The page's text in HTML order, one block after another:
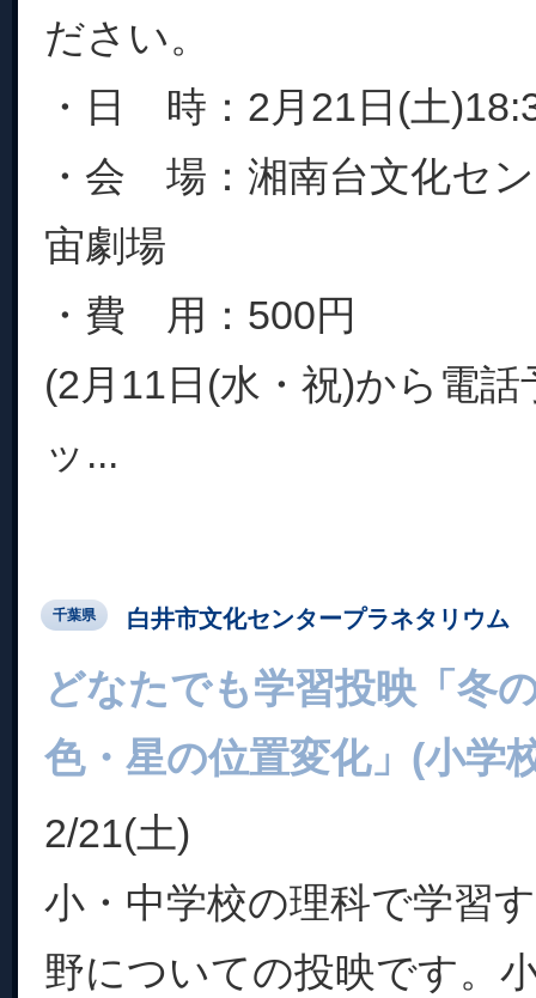
ださい。
・日 時：2月21日(土
・会 場：湘南台文化セ
宙劇場
・費 用：500円
(2月11日(水・祝)から電
ッ...
千葉県 白井市文化センタープラネタリウム
どなたでも学習投映「冬
色・星の位置変化」(小学
2/21(土)
小・中学校の理科で学習
野についての投映です。